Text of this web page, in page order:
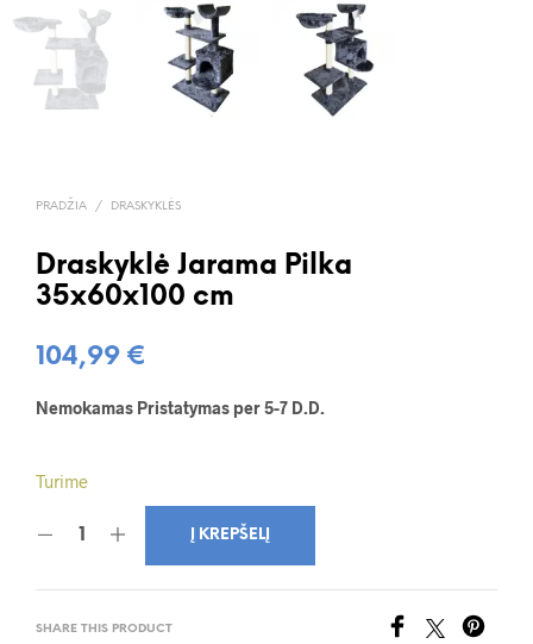
PRADŽIA / DRASKYKLĖS
Draskyklė Jarama Pilka
35x60x100 cm
104,99 €
Nemokamas Pristatymas per 5-7 D.D.
Turime
Į KREPŠELĮ
SHARE THIS PRODUCT